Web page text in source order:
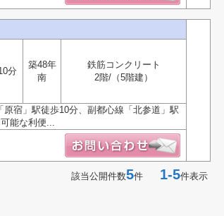
分
築48年
南
鉄筋コンクリート
2階/（5階建）
宿」駅徒歩10分、副都心線「北参道」駅
能な利便...
該当公開件数5件 1-5件表示